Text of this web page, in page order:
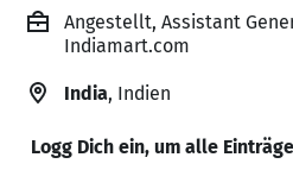
Angestellt, Assistant
Indiamart.com
India, Indien
Logg Dich ein, um alle